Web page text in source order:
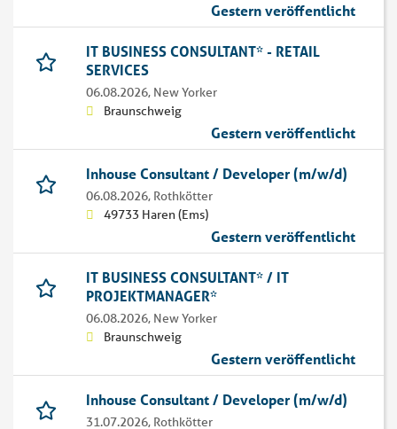
Gestern veröffentlicht
IT BUSINESS CONSULTANT* - RETAIL
SERVICES
06.08.2026, New Yorker
Braunschweig
Gestern veröffentlicht
Inhouse Consultant / Developer (m/w/d)
06.08.2026, Rothkötter
49733 Haren (Ems)
Gestern veröffentlicht
IT BUSINESS CONSULTANT* / IT
PROJEKTMANAGER*
06.08.2026, New Yorker
Braunschweig
Gestern veröffentlicht
Inhouse Consultant / Developer (m/w/d)
31.07.2026, Rothkötter